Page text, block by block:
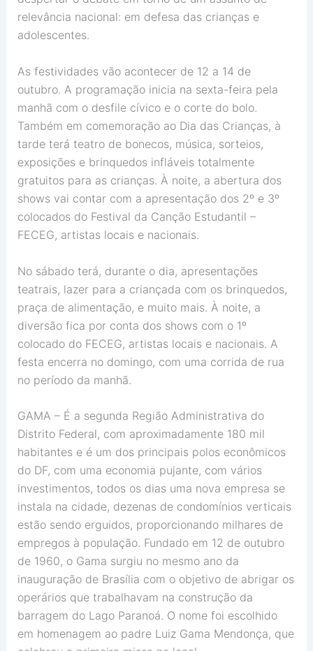
relevância nacional: em defesa das crianças e
adolescentes.
As festividades vão acontecer de 12 a 14 de
outubro. A programação inicia na sexta-feira pela
manhã com o desfile cívico e o corte do bolo.
Também em comemoração ao Dia das Crianças, à
tarde terá teatro de bonecos, música, sorteios,
exposições e brinquedos infláveis totalmente
gratuitos para as crianças. À noite, a abertura dos
shows vai contar com a apresentação dos 2º e 3º
colocados do Festival da Canção Estudantil –
FECEG, artistas locais e nacionais.
No sábado terá, durante o dia, apresentações
teatrais, lazer para a criançada com os brinquedos,
praça de alimentação, e muito mais. À noite, a
diversão fica por conta dos shows com o 1º
colocado do FECEG, artistas locais e nacionais. A
festa encerra no domingo, com uma corrida de rua
no período da manhã.
GAMA – É a segunda Região Administrativa do
Distrito Federal, com aproximadamente 180 mil
habitantes e é um dos principais polos econômicos
do DF, com uma economia pujante, com vários
investimentos, todos os dias uma nova empresa se
instala na cidade, dezenas de condomínios verticais
estão sendo erguidos, proporcionando milhares de
empregos à população. Fundado em 12 de outubro
de 1960, o Gama surgiu no mesmo ano da
inauguração de Brasília com o objetivo de abrigar os
operários que trabalhavam na construção da
barragem do Lago Paranoá. O nome foi escolhido
em homenagem ao padre Luiz Gama Mendonça, que